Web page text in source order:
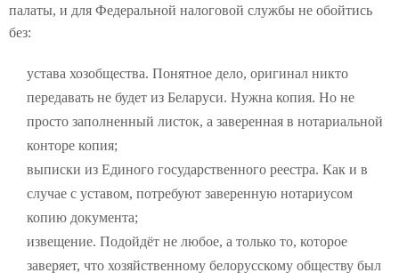
палаты, и для Федеральной налоговой службы не обойтись
без:
устава хозобщества. Понятное дело, оригинал никто
передавать не будет из Беларуси. Нужна копия. Но не
просто заполненный листок, а заверенная в нотариальной
конторе копия;
выписки из Единого государственного реестра. Как и в
случае с уставом, потребуют заверенную нотариусом
копию документа;
извещение. Подойдёт не любое, а только то, которое
заверяет, что хозяйственному белорусскому обществу был